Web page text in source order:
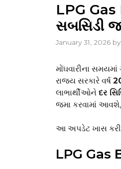
LPG Gas
સબસિડી
January 31, 2026 by
મોંઘવારીના
રાજ્ય સરકારે વર્ષ
લાભાર્થીઓને દર
જમા કરવામાં
આ અપડેટ ખાસ કરીને
LPG Gas